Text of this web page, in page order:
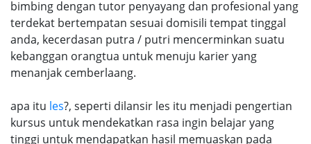
bimbing dengan tutor penyayang dan profesional yang
terdekat bertempatan sesuai domisili tempat tinggal
anda, kecerdasan putra / putri mencerminkan suatu
kebanggan orangtua untuk menuju karier yang
menanjak cemberlaang.
apa itu les?, seperti dilansir les itu menjadi pengertian
kursus untuk mendekatkan rasa ingin belajar yang
tinggi untuk mendapatkan hasil memuaskan pada